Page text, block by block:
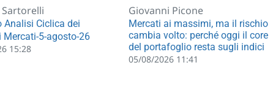
Analisi Ciclica dei
Mercati-5-agosto-26
15:28
Giovanni Picone
Mercati ai massimi, ma il rischio
cambia volto: perché oggi il core
del portafoglio resta sugli indici
05/08/2026 11:41